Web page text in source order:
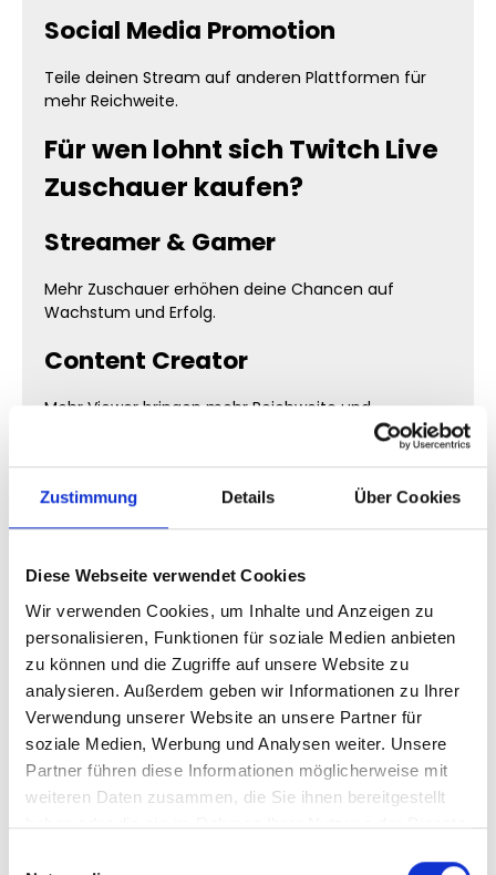
Zustimmung Details Über Cookies
Diese Webseite verwendet Cookies
Wir verwenden Cookies, um Inhalte und Anzeigen zu
personalisieren, Funktionen für soziale Medien anbieten
zu können und die Zugriffe auf unsere Website zu
analysieren. Außerdem geben wir Informationen zu Ihrer
Verwendung unserer Website an unsere Partner für
soziale Medien, Werbung und Analysen weiter. Unsere
Partner führen diese Informationen möglicherweise mit
weiteren Daten zusammen, die Sie ihnen bereitgestellt
haben oder die sie im Rahmen Ihrer Nutzung der Dienste
Social Media Promotion
Teile deinen Stream auf anderen Plattformen für
mehr Reichweite.
Für wen lohnt sich Twitch Live
Zuschauer kaufen?
Streamer & Gamer
Mehr Zuschauer erhöhen deine Chancen auf
Wachstum und Erfolg.
Content Creator
Mehr Viewer bringen mehr Reichweite und
Unternehmen & Marken
Livestreams sind ein starkes Marketing Tool.
Selbstständige
Mehr Sichtbarkeit führt zu mehr Möglichkeiten und
Kooperationen.
Twitch Live Zuschauer kaufen
– sicher & effektiv
Viele fragen sich, ob Twitch Live Zuschauer kaufen
sicher ist. Die Antwort ist: Ja, bei einem seriösen
Anbieter.
Du musst kein Passwort angeben. Dein Account